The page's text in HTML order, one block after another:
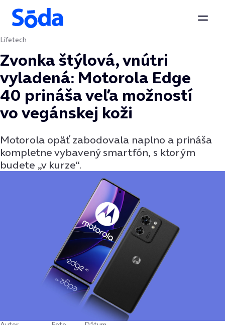
Preskočiť na obsah
Lifetech
Zvonka štýlová, vnútri
vyladená: Motorola Edge
40 prináša veľa možností
vo vegánskej koži
Motorola opäť zabodovala naplno a prináša
kompletne vybavený smartfón, s ktorým
budete „v kurze“.